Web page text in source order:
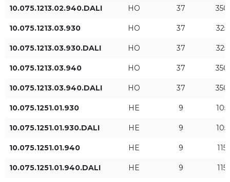
ST
[lm]
10.075.1213.02.940.DALI HO 37
10.075.1213.03.930 HO 37
10.075.1213.03.930.DALI HO 37
10.075.1213.03.940 HO 37
10.075.1213.03.940.DALI HO 37
10.075.1251.01.930 HE 9
10.075.1251.01.930.DALI HE 9
10.075.1251.01.940 HE 9
10.075.1251.01.940.DALI HE 9